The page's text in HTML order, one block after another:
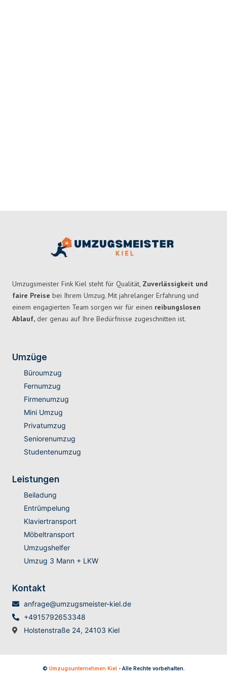
Umzugsmeister Fink Kiel steht für Qualität, Zuverlässigkeit und
faire Preise bei Ihrem Umzug. Mit jahrelanger Erfahrung und
einem engagierten Team sorgen wir für einen reibungslosen
Ablauf, der genau auf Ihre Bedürfnisse zugeschnitten ist.
Umzüge
Büroumzug
Fernumzug
Firmenumzug
Mini Umzug
Privatumzug
Seniorenumzug
Studentenumzug
Leistungen
Beiladung
Entrümpelung
Klaviertransport
Möbeltransport
Umzugshelfer
Umzug 3 Mann + LKW
Kontakt
anfrage@umzugsmeister-kiel.de
+4915792653348
Holstenstraße 24, 24103 Kiel
© Umzugsunternehmen Kiel - Alle Rechte vorbehalten.